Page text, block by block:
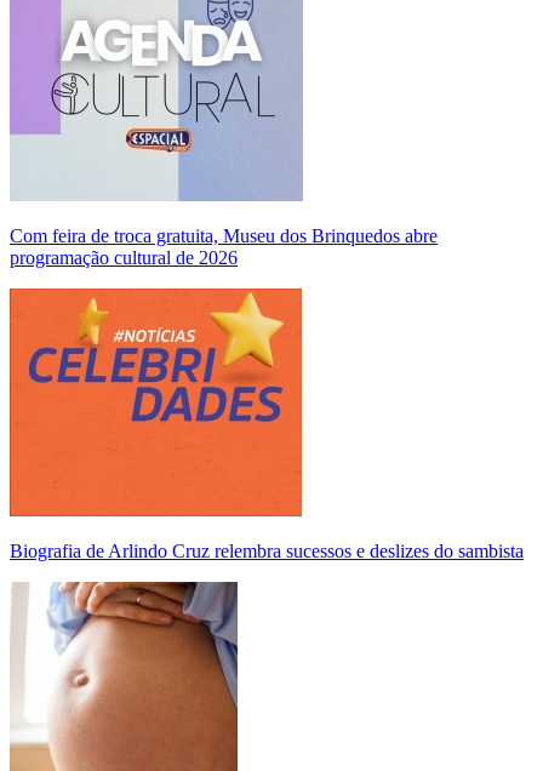
Com feira de troca gratuita, Museu dos Brinquedos abre
programação cultural de 2026
Biografia de Arlindo Cruz relembra sucessos e deslizes do sambista